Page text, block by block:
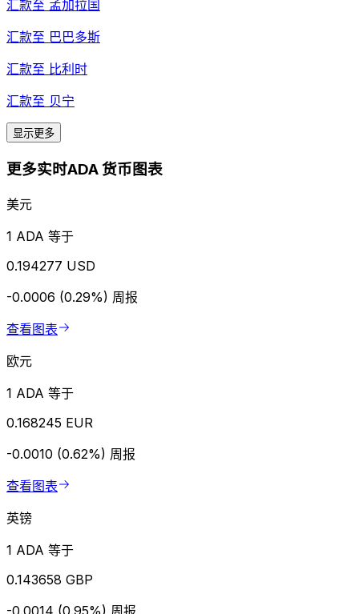
汇款至 孟加拉国
汇款至 巴巴多斯
汇款至 比利时
汇款至 贝宁
显示更多
更多实时ADA 货币图表
美元
1 ADA 等于
0.194277 USD
-0.0006 (0.29%) 周报
查看图表
欧元
1 ADA 等于
0.168245 EUR
-0.0010 (0.62%) 周报
查看图表
英镑
1 ADA 等于
0.143658 GBP